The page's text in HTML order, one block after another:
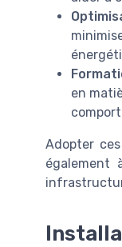
en
Adopter
également